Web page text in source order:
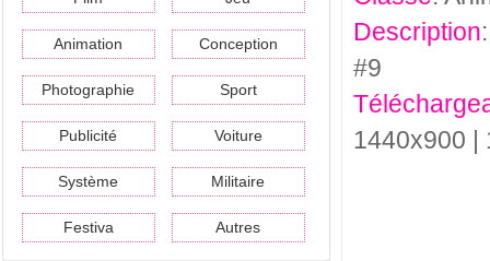
Animation Conception
Photographie Sport
Publicité Voiture
Système Militaire
Festiva Autres
Description
#9
1440x900 |